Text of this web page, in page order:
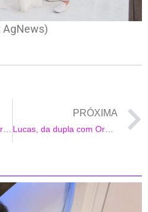
AgNews)
PRÓXIMA
Lucas, da dupla com Orelha, comemorou o aniversário da mãe Rosa no Quiosque Costello em Copacabana